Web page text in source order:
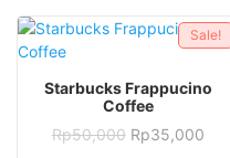
Sale!
Starbucks Frappucino
Coffee
Rp50,000 Original
Rp35,000